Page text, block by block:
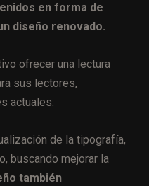
en forma de
diseño renovado.
ofrecer una lectura
sus lectores,
actuales.
de la tipografía,
buscando mejorar la
también